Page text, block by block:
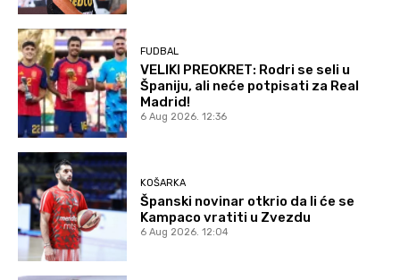
FUDBAL
VELIKI PREOKRET: Rodri se seli u
Španiju, ali neće potpisati za Real
Madrid!
6 Aug 2026. 12:36
KOŠARKA
Španski novinar otkrio da li će se
Kampaco vratiti u Zvezdu
6 Aug 2026. 12:04